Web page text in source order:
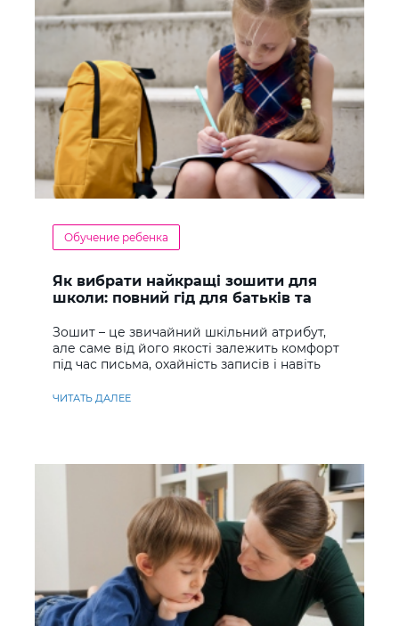
Обучение ребенка
Як вибрати найкращі зошити для
школи: повний гід для батьків та
Зошит – це звичайний шкільний атрибут,
але саме від його якості залежить комфорт
під час письма, охайність записів і навіть
ЧИТАТЬ ДАЛЕЕ